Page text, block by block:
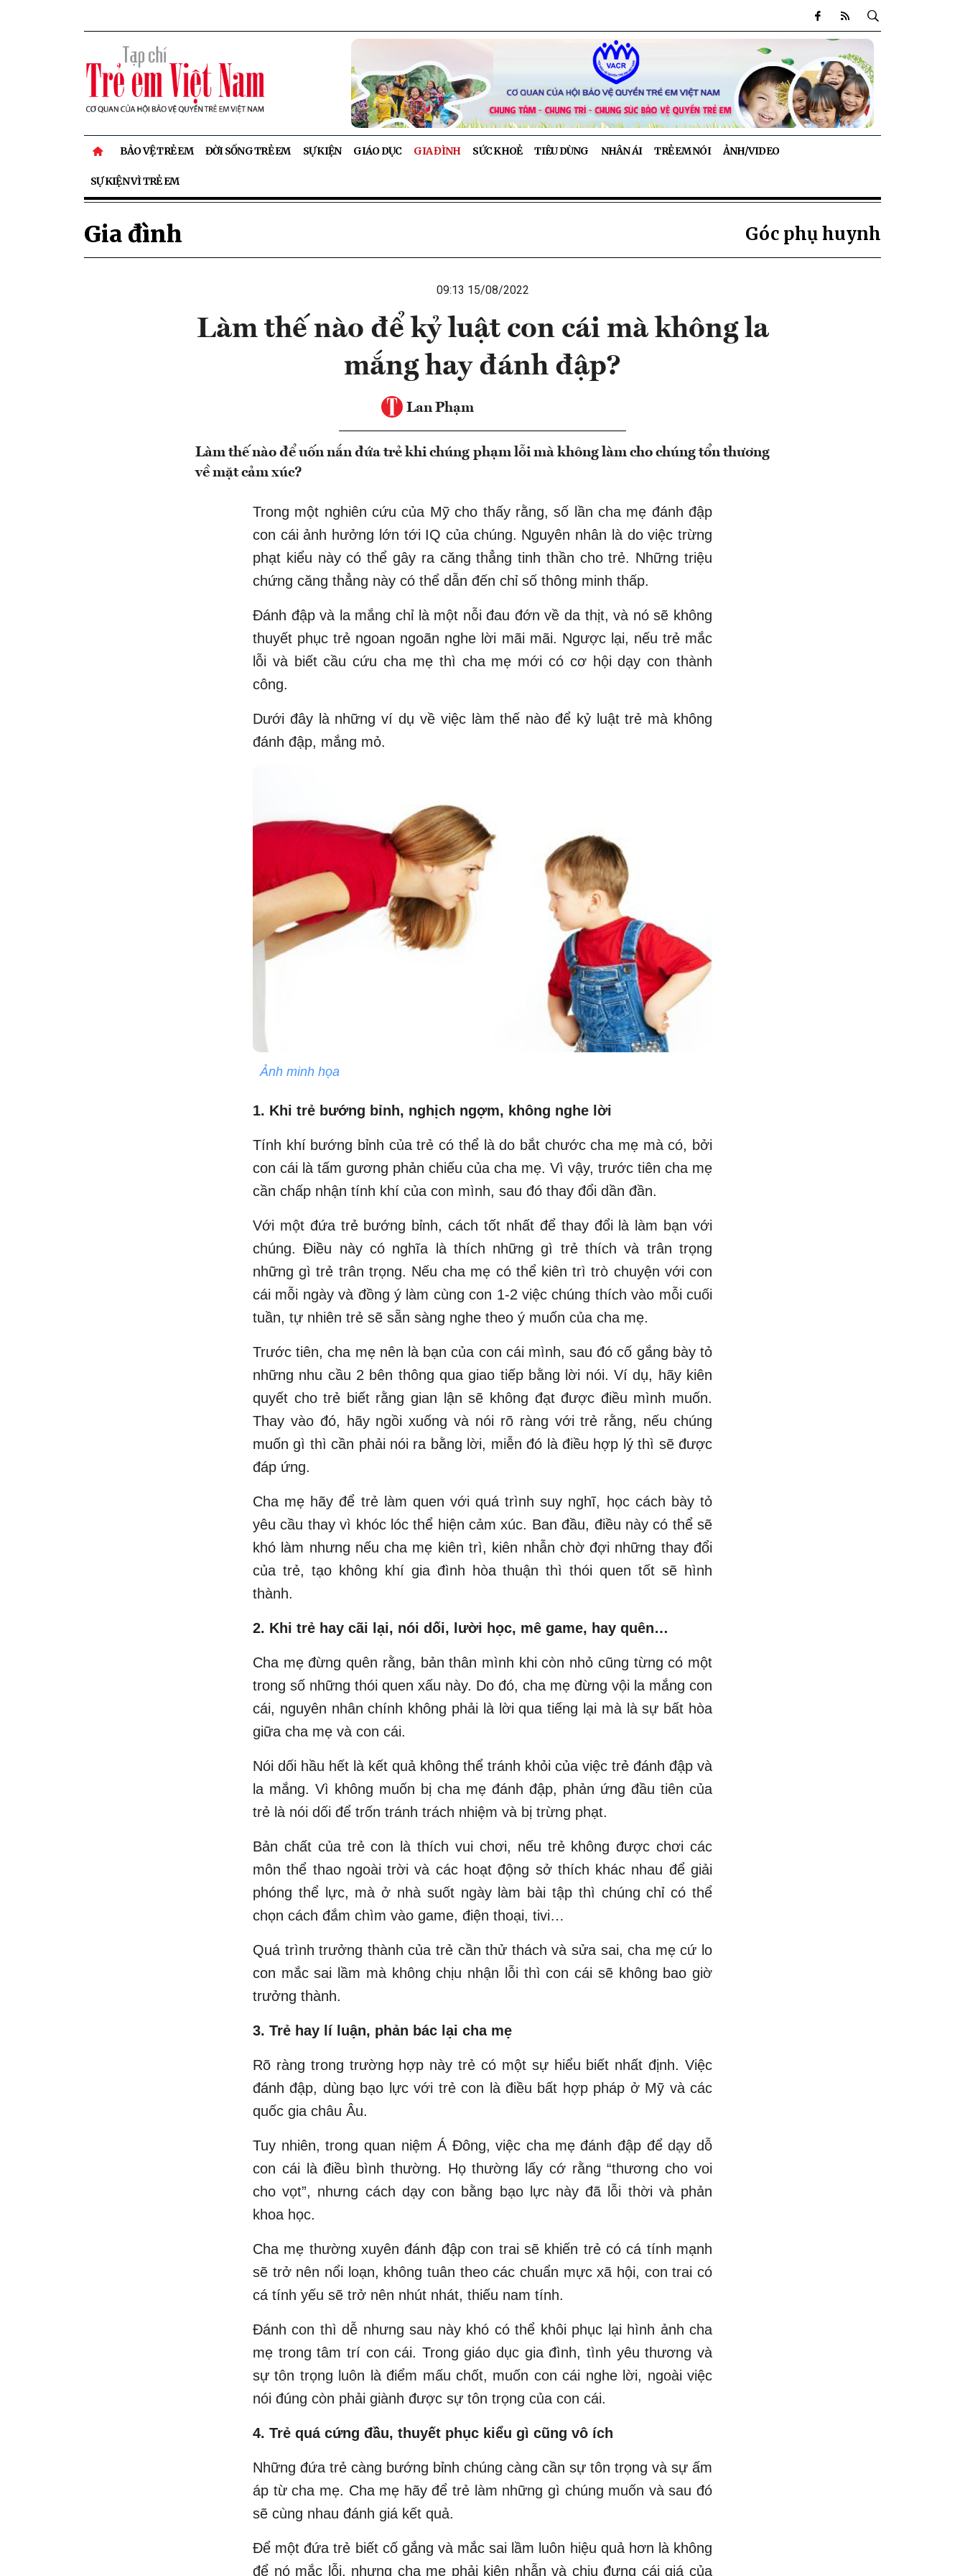
BẢO VỆ TRẺ EM ĐỜI SỐNG TRẺ EM SỰ KIỆN GIÁO DỤC GIA ĐÌNH SỨC KHOẺ TIÊU DÙNG NHÂN ÁI TRẺ EM NÓI ẢNH/VIDEO
SỰ KIỆN VÌ TRẺ EM
Gia đình Góc phụ huynh
09:13 15/08/2022
Làm thế nào để kỷ luật con cái mà không la
mắng hay đánh đập?
Lan Phạm
Làm thế nào để uốn nắn đứa trẻ khi chúng phạm lỗi mà không làm cho chúng tổn thương
về mặt cảm xúc?
Trong một nghiên cứu của Mỹ cho thấy rằng, số lần cha mẹ đánh đập
con cái ảnh hưởng lớn tới IQ của chúng. Nguyên nhân là do việc trừng
phạt kiểu này có thể gây ra căng thẳng tinh thần cho trẻ. Những triệu
chứng căng thẳng này có thể dẫn đến chỉ số thông minh thấp.
Đánh đập và la mắng chỉ là một nỗi đau đớn về da thịt, và nó sẽ không
thuyết phục trẻ ngoan ngoãn nghe lời mãi mãi. Ngược lại, nếu trẻ mắc
lỗi và biết cầu cứu cha mẹ thì cha mẹ mới có cơ hội dạy con thành
công.
Dưới đây là những ví dụ về việc làm thế nào để kỷ luật trẻ mà không
đánh đập, mắng mỏ.
Ảnh minh họa
1. Khi trẻ bướng bỉnh, nghịch ngợm, không nghe lời
Tính khí bướng bỉnh của trẻ có thể là do bắt chước cha mẹ mà có, bởi
con cái là tấm gương phản chiếu của cha mẹ. Vì vậy, trước tiên cha mẹ
cần chấp nhận tính khí của con mình, sau đó thay đổi dần đần.
Với một đứa trẻ bướng bỉnh, cách tốt nhất để thay đổi là làm bạn với
chúng. Điều này có nghĩa là thích những gì trẻ thích và trân trọng
những gì trẻ trân trọng. Nếu cha mẹ có thể kiên trì trò chuyện với con
cái mỗi ngày và đồng ý làm cùng con 1-2 việc chúng thích vào mỗi cuối
tuần, tự nhiên trẻ sẽ sẵn sàng nghe theo ý muốn của cha mẹ.
Trước tiên, cha mẹ nên là bạn của con cái mình, sau đó cố gắng bày tỏ
những nhu cầu 2 bên thông qua giao tiếp bằng lời nói. Ví dụ, hãy kiên
quyết cho trẻ biết rằng gian lận sẽ không đạt được điều mình muốn.
Thay vào đó, hãy ngồi xuống và nói rõ ràng với trẻ rằng, nếu chúng
muốn gì thì cần phải nói ra bằng lời, miễn đó là điều hợp lý thì sẽ được
đáp ứng.
Cha mẹ hãy để trẻ làm quen với quá trình suy nghĩ, học cách bày tỏ
yêu cầu thay vì khóc lóc thể hiện cảm xúc. Ban đầu, điều này có thể sẽ
khó làm nhưng nếu cha mẹ kiên trì, kiên nhẫn chờ đợi những thay đổi
của trẻ, tạo không khí gia đình hòa thuận thì thói quen tốt sẽ hình
thành.
2. Khi trẻ hay cãi lại, nói dối, lười học, mê game, hay quên…
Cha mẹ đừng quên rằng, bản thân mình khi còn nhỏ cũng từng có một
trong số những thói quen xấu này. Do đó, cha mẹ đừng vội la mắng con
cái, nguyên nhân chính không phải là lời qua tiếng lại mà là sự bất hòa
giữa cha mẹ và con cái.
Nói dối hầu hết là kết quả không thể tránh khỏi của việc trẻ đánh đập và
la mắng. Vì không muốn bị cha mẹ đánh đập, phản ứng đầu tiên của
trẻ là nói dối để trốn tránh trách nhiệm và bị trừng phạt.
Bản chất của trẻ con là thích vui chơi, nếu trẻ không được chơi các
môn thể thao ngoài trời và các hoạt động sở thích khác nhau để giải
phóng thể lực, mà ở nhà suốt ngày làm bài tập thì chúng chỉ có thể
chọn cách đắm chìm vào game, điện thoại, tivi…
Quá trình trưởng thành của trẻ cần thử thách và sửa sai, cha mẹ cứ lo
con mắc sai lầm mà không chịu nhận lỗi thì con cái sẽ không bao giờ
trưởng thành.
3. Trẻ hay lí luận, phản bác lại cha mẹ
Rõ ràng trong trường hợp này trẻ có một sự hiểu biết nhất định. Việc
đánh đập, dùng bạo lực với trẻ con là điều bất hợp pháp ở Mỹ và các
quốc gia châu Âu.
Tuy nhiên, trong quan niệm Á Đông, việc cha mẹ đánh đập để dạy dỗ
con cái là điều bình thường. Họ thường lấy cớ rằng “thương cho voi
cho vọt”, nhưng cách dạy con bằng bạo lực này đã lỗi thời và phản
khoa học.
Cha mẹ thường xuyên đánh đập con trai sẽ khiến trẻ có cá tính mạnh
sẽ trở nên nổi loạn, không tuân theo các chuẩn mực xã hội, con trai có
cá tính yếu sẽ trở nên nhút nhát, thiếu nam tính.
Đánh con thì dễ nhưng sau này khó có thể khôi phục lại hình ảnh cha
mẹ trong tâm trí con cái. Trong giáo dục gia đình, tình yêu thương và
sự tôn trọng luôn là điểm mấu chốt, muốn con cái nghe lời, ngoài việc
nói đúng còn phải giành được sự tôn trọng của con cái.
4. Trẻ quá cứng đầu, thuyết phục kiểu gì cũng vô ích
Những đứa trẻ càng bướng bỉnh chúng càng cần sự tôn trọng và sự ấm
áp từ cha mẹ. Cha mẹ hãy để trẻ làm những gì chúng muốn và sau đó
sẽ cùng nhau đánh giá kết quả.
Để một đứa trẻ biết cố gắng và mắc sai lầm luôn hiệu quả hơn là không
để nó mắc lỗi, nhưng cha mẹ phải kiên nhẫn và chịu đựng cái giá của